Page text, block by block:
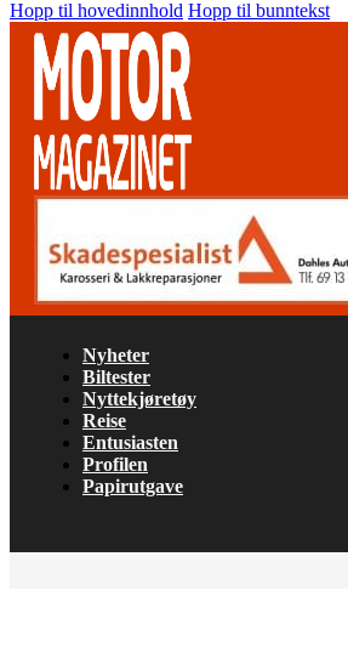
Hopp til hovedinnhold Hopp til bunntekst
Nyheter
Biltester
Nyttekjøretøy
Reise
Entusiasten
Profilen
Papirutgave